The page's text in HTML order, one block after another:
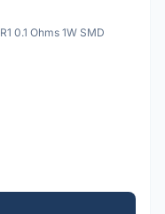
0.1 Ohms 1W SMD